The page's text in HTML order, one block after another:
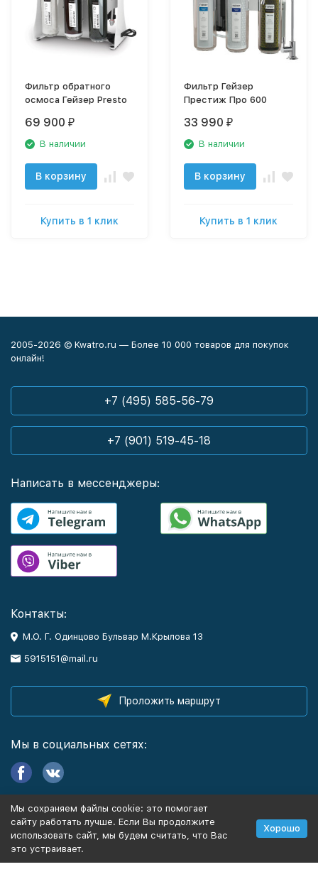
Фильтр обратного
осмоса Гейзер Presto
69 900 ₽
В наличии
В корзину
Купить в 1 клик
Фильтр Гейзер
Престиж Про 600
33 990 ₽
В наличии
В корзину
Купить в 1 клик
2005-2026 © Kwatro.ru — Более 10 000 товаров для покупок
онлайн!
+7 (495) 585-56-79
+7 (901) 519-45-18
Написать в мессенджеры:
Контакты:
М.О. Г. Одинцово Бульвар М.Крылова 13
5915151@mail.ru
Проложить маршрут
Мы в социальных сетях:
Информация
Политика персональных данных
Мы сохраняем файлы cookie: это помогает
сайту работать лучше. Если Вы продолжите
использовать сайт, мы будем считать, что Вас
это устраивает.
Хорошо